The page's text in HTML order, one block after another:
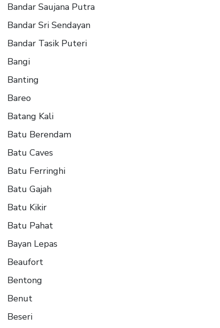
Bandar Saujana Putra
Bandar Sri Sendayan
Bandar Tasik Puteri
Bangi
Banting
Bareo
Batang Kali
Batu Berendam
Batu Caves
Batu Ferringhi
Batu Gajah
Batu Kikir
Batu Pahat
Bayan Lepas
Beaufort
Bentong
Benut
Beseri